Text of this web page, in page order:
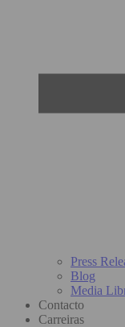
Press
Blog
Media
Contacto
Carreiras